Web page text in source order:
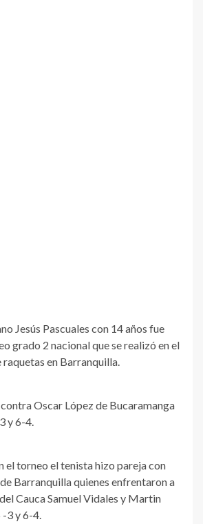
Jesús Pascuales con 14 años fue
grado 2 nacional que se realizó en el
en Barranquilla.
Oscar López de Bucaramanga
y 6-4.
el torneo el tenista hizo pareja con
de Barranquilla quienes enfrentaron a
Cauca Samuel Vidales y Martin
3 y 6-4.